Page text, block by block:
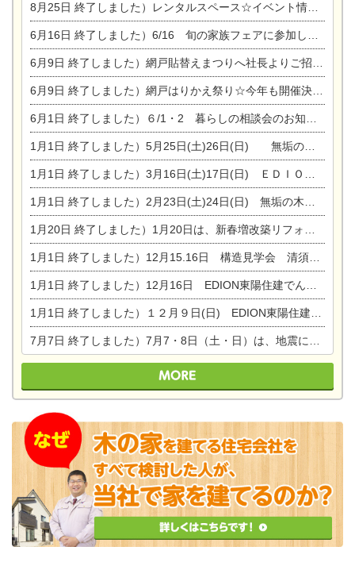
8月25日 終了しました）レンタルスペース☆イベント情報☆チャイルドアロマセラピスト
6月16日 終了しました）6/16 旬の家族フェアに参加します☆
6月9日 終了しました）網戸貼替えまつりへ社長よりご招待です♪
6月9日 終了しました）網戸はりかえ祭り☆今年も開催決定！
6月1日 終了しました）６/1・2 暮らしの相談会のお知らせ
1月1日 終了しました）5月25日(土)26日(日) 無垢の木の家体感見学会開催☆
1月1日 終了しました）3月16日(土)17日(日) ＥＤＩＯＮ東陽住建でんき館 総決算まつり
1月1日 終了しました）2月23日(土)24日(日) 無垢の木の家 完成見学会
1月20日 終了しました）1月20日は、新春増改築リフォームまつり＆家の修理祭り＆家電まつりです。
1月1日 終了しました）12月15.16日 構造見学会 清須市西枇杷島町弁天
1月1日 終了しました）12月16日 EDION東陽住建でんき OPEN第二弾イベント！！
1月1日 終了しました）１２月９日(日) EDION東陽住建でんき館プレＯＰＥＮ！＆家の修理まつり
7月7日 終了しました）7月7・8日（土・日）は、地震に強くて安心！暮らしを楽しむ東濃ひのきの平屋の家体験見学会を開催します。ぜひお越しください。